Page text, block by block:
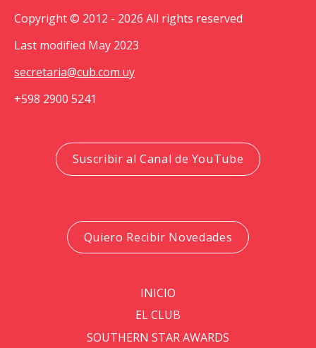
Copyright © 2012 - 2026 All rights reserved
Last modified May 2023
secretaria@cub.com.uy
+598 2900 5241
Suscribir al Canal de YouTube
Quiero Recibir Novedades
INICIO
EL CLUB
SOUTHERN STAR AWARDS